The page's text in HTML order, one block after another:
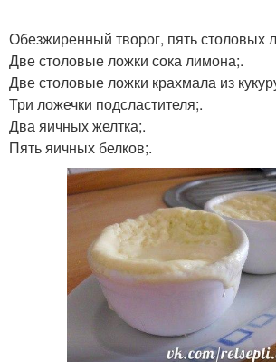
Обезжиренный творог, пять столовых
Две столовые ложки сока лимона;.
Две столовые ложки крахмала из
Три ложечки подсластителя;.
Два яичных желтка;.
Пять яичных белков;.